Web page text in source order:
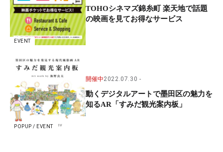
EVENT
TOHOシネマズ錦糸町 楽天地で話題
の映画を見てお得なサービス
POPUP / EVENT
開催中2022.07.30
動くデジタルアートで墨田区の魅力を
知るAR「すみだ観光案内板」